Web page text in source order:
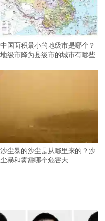
中国面积最小的地级市是哪个？
地级市降为县级市的城市有哪些
沙尘暴的沙尘是从哪里来的？沙
尘暴和雾霾哪个危害大